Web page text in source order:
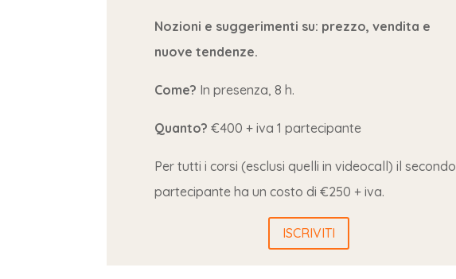
Nozioni e suggerimenti su: prezzo, vendita e
nuove tendenze.
Come? In presenza, 8 h.
Quanto? €400 + iva 1 partecipante
Per tutti i corsi (esclusi quelli in videocall) il secondo
partecipante ha un costo di €250 + iva.
ISCRIVITI